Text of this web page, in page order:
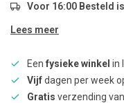
Voor 16:00 Besteld
Lees meer
Een fysieke winkel in
Vijfdagen per week
Gratis verzending